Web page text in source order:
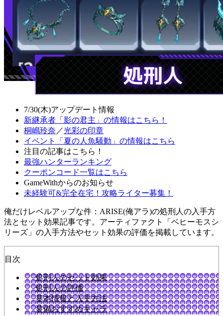
7/30(木)アップデート情報
新継承者「影の君主」の情報はこちら！
桐嶋玲奈 ／光彩の印章
イベント「夏の人魚騒動」の情報はこちら
注目の記事はこちら！
最強ハンターランキング
クーポンコード一覧はこちら
GameWithからのお知らせ
未経験可&完全在宅！攻略ライター募集！
俺だけレベルアップな件：ARISE(俺アラ)の処刑人の入手方
法とセット効果記事です。アーティファクト「ベヒーモスシ
リーズ」の入手方法やセット効果の評価を掲載しています。
目次
処刑人のセット効果
処刑人の評価
基本情報と入手方法
装備おすすめキャラ